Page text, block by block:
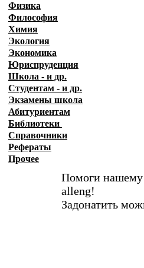
Физика
Философия
Химия
Экология
Экономика
Юриспруденция
Школа - и др.
Студентам - и др.
Экзамены школа
Абитуриентам
Библиотеки
Справочники
Рефераты
Прочее
Помоги нашему
alleng!
Задонатить